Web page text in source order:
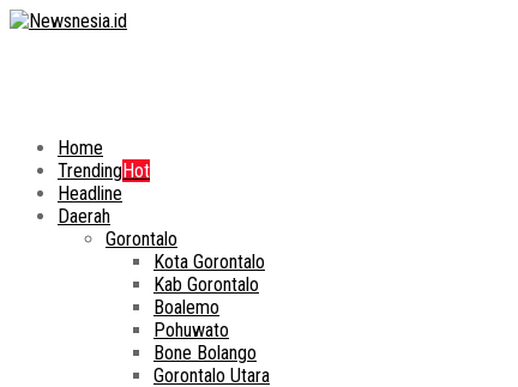
Home
TrendingHot
Headline
Daerah
Gorontalo
Kota Gorontalo
Kab Gorontalo
Boalemo
Pohuwato
Bone Bolango
Gorontalo Utara